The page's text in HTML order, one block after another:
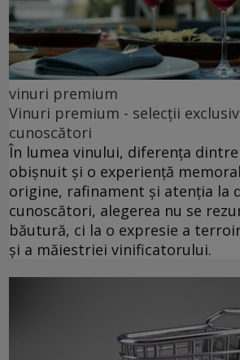
vinuri premium
Vinuri premium - selecții
cunoscători
În lumea vinului, diferența
obișnuit și o experiență
origine, rafinament și atenția la
cunoscători, alegerea nu se
băutură, ci la o expresie a
și a măiestriei vinificatorului.